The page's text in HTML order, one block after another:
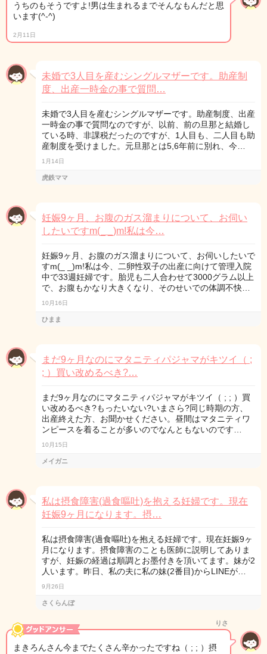
うちのもそうですよ!男は生まれるまでそんなもんだと思
います(^-^)
2月11日
未婚で3人目を産むシングルマザーです。助産制
度、出産一時金の事で質問…
未婚で3人目を産むシングルマザーです。助産制度、出産
一時金の事で質問なのですが、以前、前の旦那と結婚し
ている時、非課税だったのですが、1人目も、二人目も助
産制度を受けました。元旦那とは5,6年前に別れ、今…
1月14日
虎鉄ママ
妊娠9ヶ月、お腹のガス溜まりについて、お伺い
したいですm(_ _)m!私は今…
妊娠9ヶ月、お腹のガス溜まりについて、お伺いしたいで
すm(_ _)m!私は今、二卵性双子の出産に向けて管理入院
中で33週妊婦です。胎児も二人合わせて3000グラム以上
で、お腹もかなり大きくなり、そのせいでの体調不快…
10月16日
ひまま
まだ9ヶ月なのにマタニティパジャマがキツイ（ ;
; ）買い改めるべき?…
まだ9ヶ月なのにマタニティパジャマがキツイ（ ; ; ）買
い改めるべき?もったいない?いまさら?同じ時期の方、
出産終えた方、お聞かせください。昼間はマタニティワ
ンピースを着ることが多いのでなんともないのです…
10月15日
メイガニ
私は摂食障害(過食嘔吐)を抱える妊婦です。現在
妊娠9ヶ月になります。摂…
私は摂食障害(過食嘔吐)を抱える妊婦です。現在妊娠9ヶ
月になります。摂食障害のことも医師に説明してありま
すが、妊娠の経過は順調とお墨付きを頂いてます。妹が2
人います。昨日、私の夫に私の妹(2番目)からLINEが…
9月26日
さくらんぼ
りさ
まきろんさん今までたくさん辛かったですね（ ; ; ）摂